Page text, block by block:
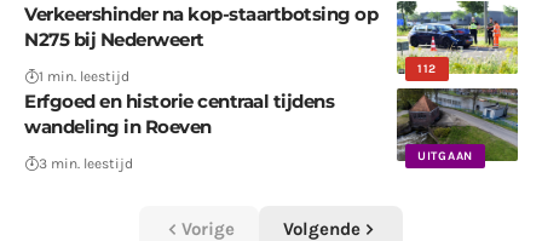
112
Verkeershinder na kop-staartbotsing op
N275 bij Nederweert
1 min. leestijd
UITGAAN
Erfgoed en historie centraal tijdens
wandeling in Roeven
3 min. leestijd
Vorige Volgende